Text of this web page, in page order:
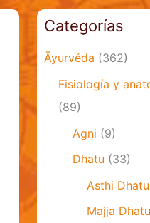
Categorías
Āyurvéda (362)
Fisiología y
(89)
Agni (9)
Dhatu (33)
Asthi Dhatu
Majja Dhatu